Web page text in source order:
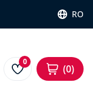
RO
0
0